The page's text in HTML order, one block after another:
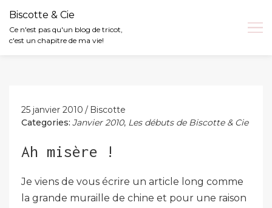
Biscotte & Cie
Ce n'est pas qu'un blog de tricot,
c'est un chapitre de ma vie!
25 janvier 2010
Biscotte
Categories: Janvier 2010, Les débuts de Biscotte & Cie
Ah misère !
Je viens de vous écrire un article long comme
la grande muraille de chine et pour une raison